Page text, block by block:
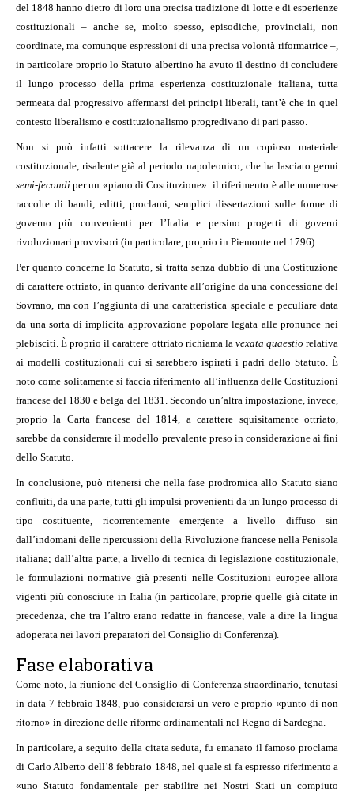
del 1848 hanno dietro di loro una precisa tradizione di lotte e di esperienze
costituzionali – anche se, molto spesso, episodiche, provinciali, non
coordinate, ma comunque espressioni di una precisa volontà riformatrice –,
in particolare proprio lo Statuto albertino ha avuto il destino di concludere
il lungo processo della prima esperienza costituzionale italiana, tutta
permeata dal progressivo affermarsi dei principi liberali, tant’è che in quel
contesto liberalismo e costituzionalismo progredivano di pari passo.
Non si può infatti sottacere la rilevanza di un copioso materiale
costituzionale, risalente già al periodo napoleonico, che ha lasciato germi
semi-fecondi per un «piano di Costituzione»: il riferimento è alle numerose
raccolte di bandi, editti, proclami, semplici dissertazioni sulle forme di
governo più convenienti per l’Italia e persino progetti di governi
rivoluzionari provvisori (in particolare, proprio in Piemonte nel 1796).
Per quanto concerne lo Statuto, si tratta senza dubbio di una Costituzione
di carattere ottriato, in quanto derivante all’origine da una concessione del
Sovrano, ma con l’aggiunta di una caratteristica speciale e peculiare data
da una sorta di implicita approvazione popolare legata alle pronunce nei
plebisciti. È proprio il carattere ottriato richiama la vexata quaestio relativa
ai modelli costituzionali cui si sarebbero ispirati i padri dello Statuto. È
noto come solitamente si faccia riferimento all’influenza delle Costituzioni
francese del 1830 e belga del 1831. Secondo un’altra impostazione, invece,
proprio la Carta francese del 1814, a carattere squisitamente ottriato,
sarebbe da considerare il modello prevalente preso in considerazione ai fini
dello Statuto.
In conclusione, può ritenersi che nella fase prodromica allo Statuto siano
confluiti, da una parte, tutti gli impulsi provenienti da un lungo processo di
tipo costituente, ricorrentemente emergente a livello diffuso sin
dall’indomani delle ripercussioni della Rivoluzione francese nella Penisola
italiana; dall’altra parte, a livello di tecnica di legislazione costituzionale,
le formulazioni normative già presenti nelle Costituzioni europee allora
vigenti più conosciute in Italia (in particolare, proprie quelle già citate in
precedenza, che tra l’altro erano redatte in francese, vale a dire la lingua
adoperata nei lavori preparatori del Consiglio di Conferenza).
Fase elaborativa
Come noto, la riunione del Consiglio di Conferenza straordinario, tenutasi
in data 7 febbraio 1848, può considerarsi un vero e proprio «punto di non
ritorno» in direzione delle riforme ordinamentali nel Regno di Sardegna.
In particolare, a seguito della citata seduta, fu emanato il famoso proclama
di Carlo Alberto dell’8 febbraio 1848, nel quale si fa espresso riferimento a
«uno Statuto fondamentale per stabilire nei Nostri Stati un compiuto